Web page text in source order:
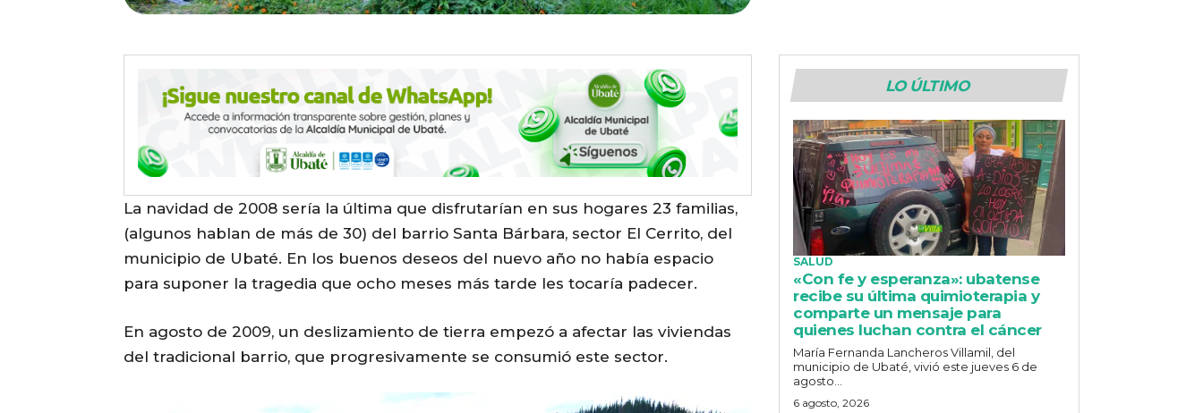
La navidad de 2008 sería la última que disfrutarían en sus hogares 23 familias,
(algunos hablan de más de 30) del barrio Santa Bárbara, sector El Cerrito, del
municipio de Ubaté. En los buenos deseos del nuevo año no había espacio
para suponer la tragedia que ocho meses más tarde les tocaría padecer.
En agosto de 2009, un deslizamiento de tierra empezó a afectar las viviendas
del tradicional barrio, que progresivamente se consumió este sector.
LO ÚLTIMO
SALUD
«Con fe y esperanza»: ubatense
recibe su última quimioterapia y
comparte un mensaje para
quienes luchan contra el cáncer
María Fernanda Lancheros Villamil, del
municipio de Ubaté, vivió este jueves 6 de
agosto...
6 agosto, 2026